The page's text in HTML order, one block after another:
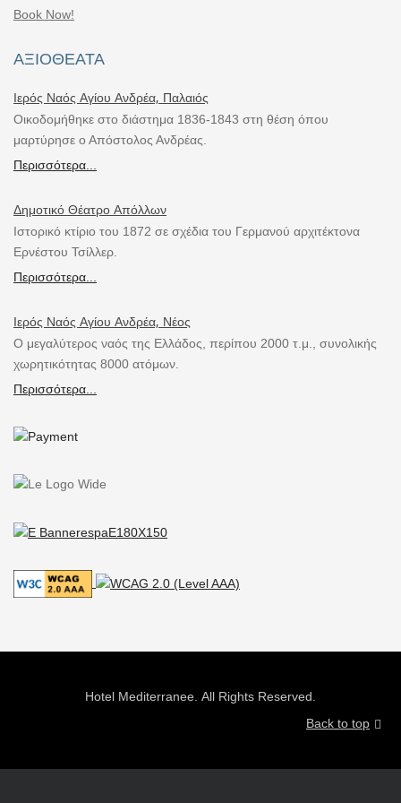
Book Now!
ΑΞΙΟΘΈΑΤΑ
Ιερός Ναός Αγίου Ανδρέα, Παλαιός
Οικοδομήθηκε στο διάστημα 1836-1843 στη θέση όπου
μαρτύρησε ο Απόστολος Ανδρέας.
Περισσότερα...
Δημοτικό Θέατρο Απόλλων
Ιστορικό κτίριο του 1872 σε σχέδια του Γερμανού αρχιτέκτονα
Ερνέστου Τσίλλερ.
Περισσότερα...
Ιερός Ναός Αγίου Ανδρέα, Νέος
Ο μεγαλύτερος ναός της Ελλάδος, περίπου 2000 τ.μ., συνολικής
χωρητικότητας 8000 ατόμων.
Περισσότερα...
Hotel Mediterranee. All Rights Reserved.
Back to top